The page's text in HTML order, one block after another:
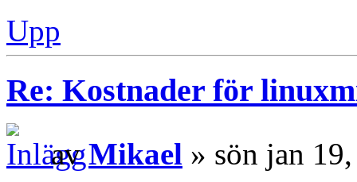
Upp
Re: Kostnader för
avMikael » sön jan